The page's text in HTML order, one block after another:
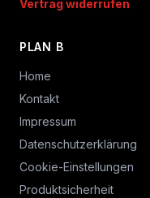
Vertrag widerrufen
PLAN B
Home
Kontakt
Impressum
Datenschutzerklärung
Cookie-Einstellungen
Produktsicherheit